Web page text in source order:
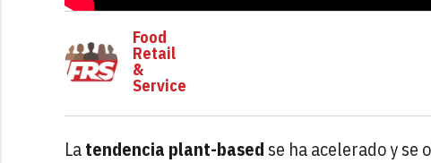
Food
Retail
&
Service
Latendencia plant-based se ha acelerado y se